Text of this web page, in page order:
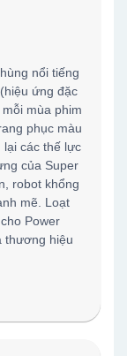
nổi tiếng
ứng đặc
mùa phim
phục màu
lại các thế lực
của Super
robot khổng
mẽ. Loạt
Power
thương hiệu